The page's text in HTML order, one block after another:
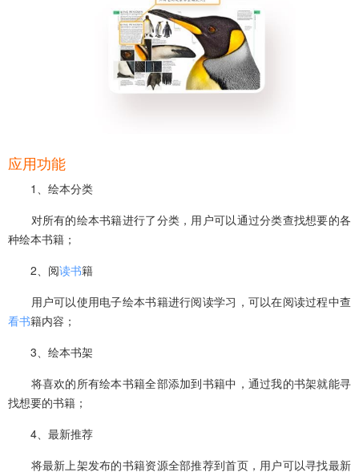
应用功能
1、绘本分类
对所有的绘本书籍进行了分类，用户可以通过分类查找想要的各
种绘本书籍；
2、阅读书籍
用户可以使用电子绘本书籍进行阅读学习，可以在阅读过程中查
看书籍内容；
3、绘本书架
将喜欢的所有绘本书籍全部添加到书籍中，通过我的书架就能寻
找想要的书籍；
4、最新推荐
将最新上架发布的书籍资源全部推荐到首页，用户可以寻找最新